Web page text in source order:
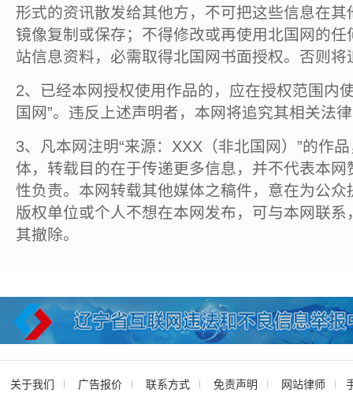
形式的资讯散发给其他方，不可把这些信息在
镜像复制或保存；不得修改或再使用北国网的
站信息资料，必需取得北国网书面授权。否则将
2、已经本网授权使用作品的，应在授权范围内
国网”。违反上述声明者，本网将追究其相关法
3、凡本网注明“来源：XXX（非北国网）”的作
体，转载目的在于传递更多信息，并不代表本
性负责。本网转载其他媒体之稿件，意在为公
版权单位或个人不想在本网发布，可与本网联
其撤除。
关于我们 广告报价 联系方式 免责声明 网站律师